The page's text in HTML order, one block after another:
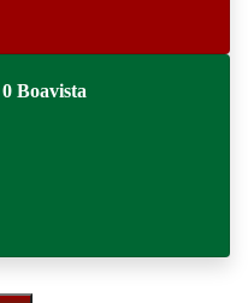
Boavista